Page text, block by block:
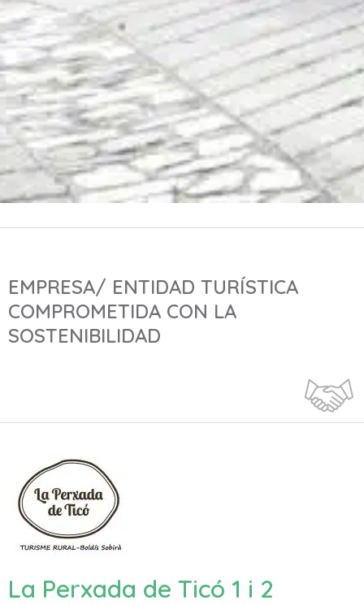
EMPRESA/ ENTIDAD TURÍSTICA
COMPROMETIDA CON LA
SOSTENIBILIDAD
La Perxada de Ticó 1 i 2